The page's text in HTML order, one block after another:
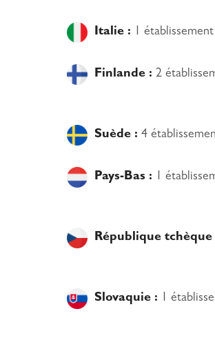
Italie : 1
Finlande : 2
Suède : 4
Pays-Bas : 1
République tchèque
Slovaquie : 1